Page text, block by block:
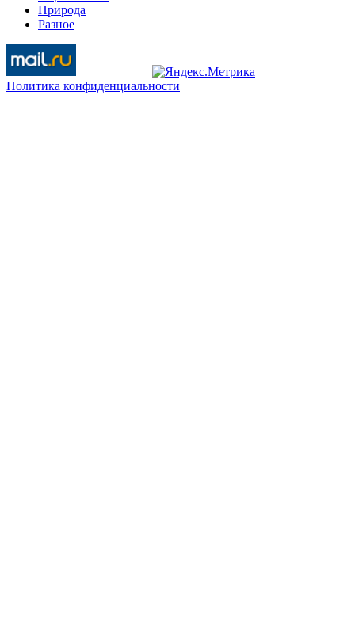
Природа
Разное
Политика конфиденциальности